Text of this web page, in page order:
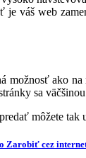
je váš web
možnosť ako
sa
môžete
Zarobiť cez